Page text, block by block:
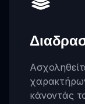
κάνοντάς